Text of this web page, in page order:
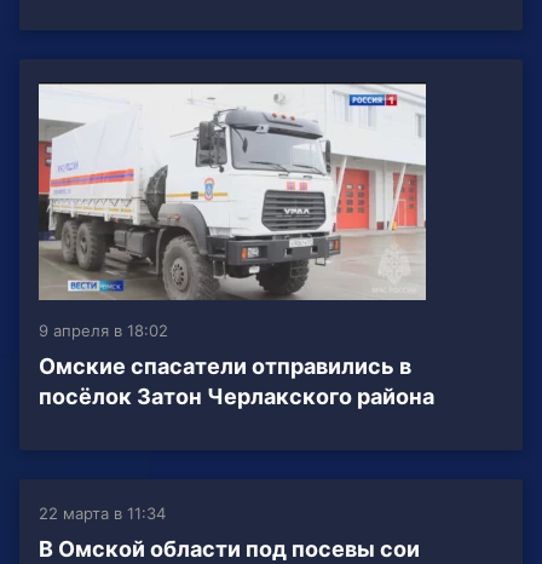
9 апреля в 18:02
Омские спасатели отправились в
посёлок Затон Черлакского района
22 марта в 11:34
В Омской области под посевы сои